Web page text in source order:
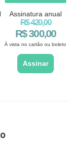
Assinatura anual
R$ 420,00
R$ 300,00
À vista no cartão ou boleto
Assinar